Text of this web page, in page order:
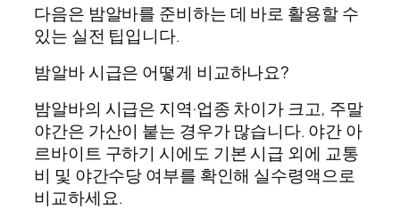
다음은 밤알바를 준비하는 데 바로 활용할 수
있는 실전 팁입니다.
밤알바 시급은 어떻게 비교하나요?
밤알바의 시급은 지역·업종 차이가 크고, 주말
야간은 가산이 붙는 경우가 많습니다. 야간 아
르바이트 구하기 시에도 기본 시급 외에 교통
비 및 야간수당 여부를 확인해 실수령액으로
비교하세요.